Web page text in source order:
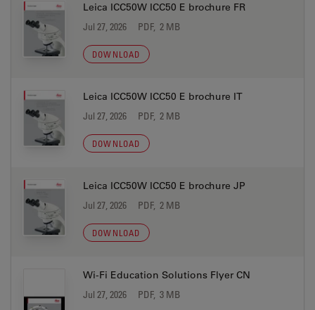
Leica ICC50W ICC50 E brochure FR
Jul 27, 2026 PDF, 2 MB
DOWNLOAD
Leica ICC50W ICC50 E brochure IT
Jul 27, 2026 PDF, 2 MB
DOWNLOAD
Leica ICC50W ICC50 E brochure JP
Jul 27, 2026 PDF, 2 MB
DOWNLOAD
Wi-Fi Education Solutions Flyer CN
Jul 27, 2026 PDF, 3 MB